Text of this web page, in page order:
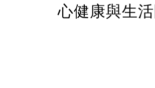
心健康與生活